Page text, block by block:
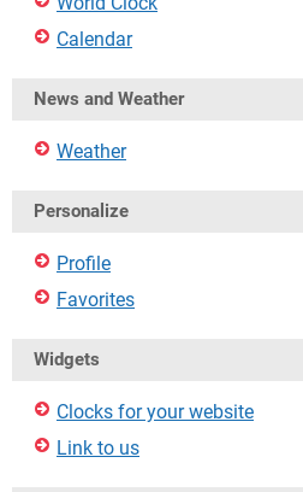
Calendar
News and Weather
Weather
Personalize
Profile
Favorites
Widgets
Clocks for your website
Link to us